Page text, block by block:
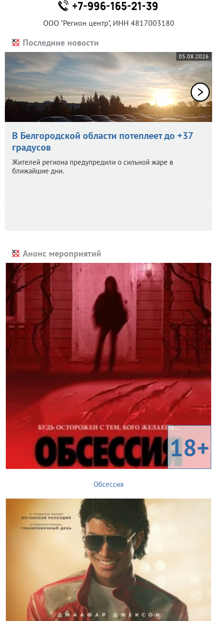
ООО "Регион центр", ИНН 4817003180
Последние новости
05.08.2026
В Белгородской области потеплеет до +37
градусов
Жителей региона предупредили о сильной жаре в
ближайшие дни.
Анонс мероприятий
18+
Обсессия